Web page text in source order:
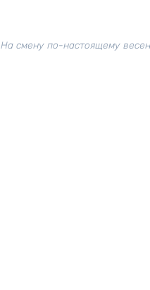
На смену по-настоящему